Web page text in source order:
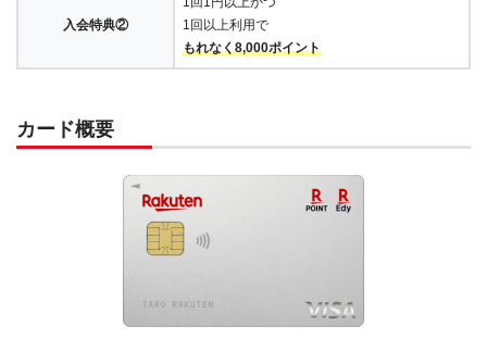
入会特典②
1回以上利用で
もれなく8,000ポイント
カード概要